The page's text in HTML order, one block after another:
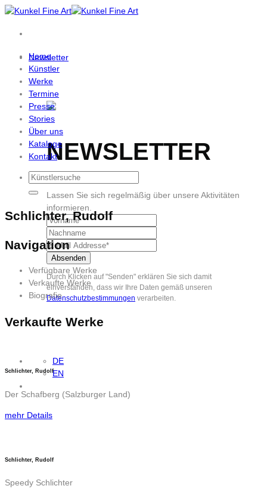
Zum
springen
Newsletter
NEWSLETTER
Lassen Sie sich regelmäßig über unsere Aktivitäten
informieren.
Durch Klicken auf "Senden" erklären Sie sich damit
einverstanden, dass wir Ihre Daten gemäß unseren
Datenschutzbestimmungen verarbeiten.
DE
EN
Home
Künstler
Werke
Termine
Presse
Stories
Über uns
Kataloge
Kontakt
Schlichter, Rudolf
Navigation
Verfügbare Werke
Verkaufte Werke
Biografie
Verkaufte Werke
Schlichter, Rudolf
Der Schafberg (Salzburger Land)
mehr Details
Schlichter, Rudolf
Speedy Schlichter